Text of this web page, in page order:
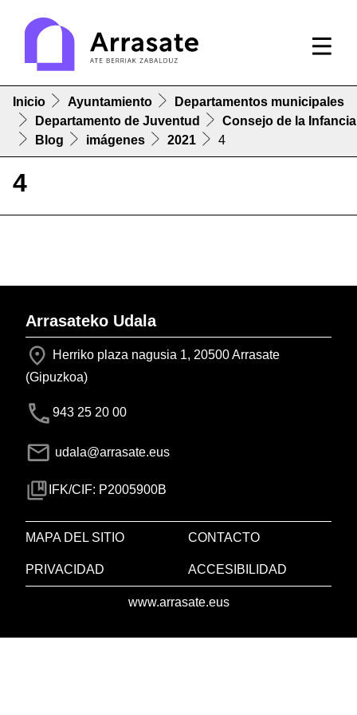
Inicio Ayuntamiento
Departamentos municipales
Departamento de Juventud
Consejo de la Infancia
Blog
imágenes 2021 4
4
Arrasateko Udala
Herriko plaza nagusia 1, 20500 Arrasate
(Gipuzkoa)
943 25 20 00
udala@arrasate.eus
IFK/CIF: P2005900B
MAPA DEL SITIO CONTACTO
PRIVACIDAD ACCESIBILIDAD
www.arrasate.eus